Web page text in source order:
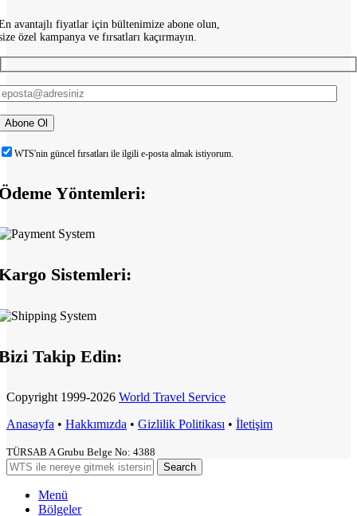
avantajlı fiyatlar için bültenimize abone olun,
özel kampanya ve fırsatları kaçırmayın.
WTS'nin güncel fırsatları ile ilgili e-posta almak istiyorum.
Yöntemleri:
Sistemleri:
Takip Edin:
Copyright 1999-2026 World Travel Service
Anasayfa • Hakkımızda • Gizlilik Politikası • İletişim
TÜRSAB A Grubu Belge No: 4388
Search
Menü
Bölgeler